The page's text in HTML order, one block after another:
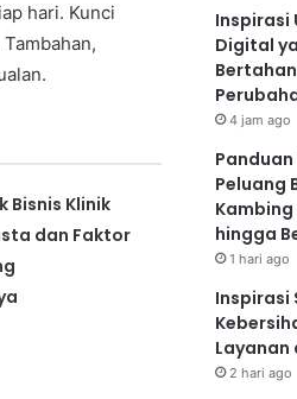
hari. Kunci
Bisnis Klinik
dan Faktor
Inspirasi
Digital
4 jam ago
Peluang
hingga
1 hari ago
Inspirasi
Layanan
2 hari ago